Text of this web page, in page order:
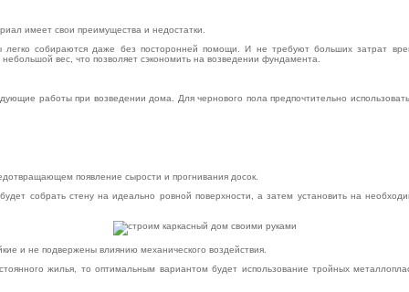
имеет свои преимущества и недостатки.
легко собираются даже без посторонней помощи. И не требуют больших затрат
вес, что позволяет сэкономить на возведении фундамента.
работы при возведении дома. Для чернового пола предпочтительно
появление сырости и прогнивания досок.
собрать стену на идеально ровной поверхности, а затем установить на
и не подвержены влиянию механического воздействия.
жилья, то оптимальным вариантом будет использование тройных